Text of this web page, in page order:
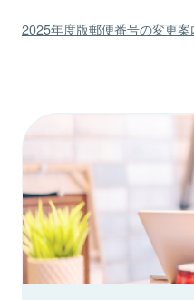
2025年度版郵便番号の変更案